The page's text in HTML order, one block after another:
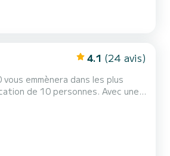
4.1 (24 avis)
emmènera dans les plus
l'eau dans les environs de Kos